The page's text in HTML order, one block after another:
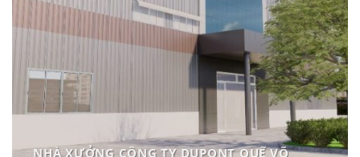
NHÀ XƯỞNG CÔNG TY DUPONT QUẾ VÕ